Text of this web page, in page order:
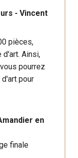
- Vincent
pièces,
Ainsi,
pourrez
pour
en
finale